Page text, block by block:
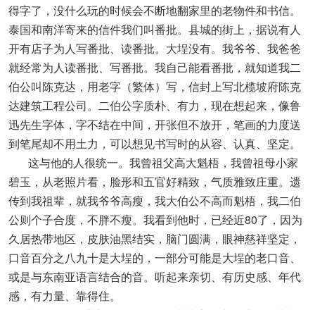
得字了，没什么玩的时候会不断地翻家里的老物件和书信。
泰国和南洋寄来的信件我们叫番批。县城的街上，据说有人
开有店子为人写番批、读番批。大埕没有。我爷爷、我爸爸
就经常为人读番批、写番批。我自己能看番批，就知道我二
伯公叫陈克达，用老字（繁体）写，信封上写北榄坡府陈克
达建筑工程公司。二伯公字质朴、有力，现在想起来，像鲁
迅先生字体，字不结在中间，开张但不放开，笔画的力度送
到笔尾却不用土力，可以想见书写时的从容、认真、坚定。
这与他的人很统一。我曾祖父高大魁梧，我曾祖母小家
碧玉，从老照片看，脸形和五官好精致，气质雅致庄重。遗
传到我祖辈，就我爷爷高瘦，我大伯公不高而魁梧，我二伯
公则个子合度，不胖不瘦。我看到他时，已经近80了，因为
久居热带地区，皮肤油黑结实，脑门圆满，眼神慈祥坚定，
口音百分之八九十是大埕的，一部分可能是大埕的老口音、
或是与东南亚语言结合的音。听起来亲切、有历史感、年代
感，有力量、靠得住。